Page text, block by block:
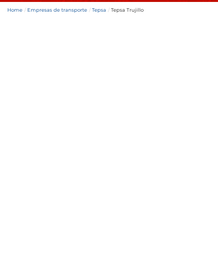
Home Empresas de transporte Tepsa Tepsa Trujillo